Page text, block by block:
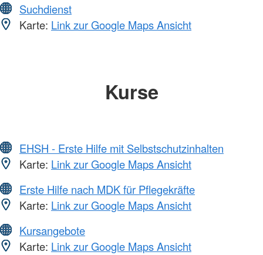
Suchdienst
Karte: Link zur Google Maps Ansicht
Kurse
EHSH - Erste Hilfe mit Selbstschutzinhalten
Karte: Link zur Google Maps Ansicht
Erste Hilfe nach MDK für Pflegekräfte
Karte: Link zur Google Maps Ansicht
Kursangebote
Karte: Link zur Google Maps Ansicht